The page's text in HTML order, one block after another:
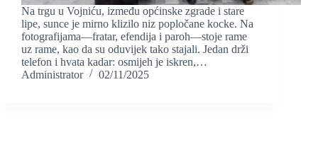
Na trgu u Vojniću, između općinske zgrade i stare
lipe, sunce je mirno klizilo niz popločane kocke. Na
fotografijama—fratar, efendija i paroh—stoje rame
uz rame, kao da su oduvijek tako stajali. Jedan drži
telefon i hvata kadar: osmijeh je iskren,…
Administrator
02/11/2025